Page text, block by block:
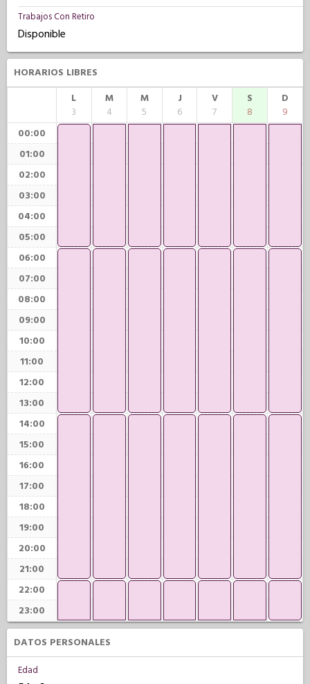
Trabajos Con Retiro
Disponible
HORARIOS LIBRES
L
3
M
4
M
5
J
6
V
7
S
8
D
9
00:00
01:00
02:00
03:00
04:00
05:00
06:00
07:00
08:00
09:00
10:00
11:00
12:00
13:00
14:00
15:00
16:00
17:00
18:00
19:00
20:00
21:00
22:00
23:00
DATOS PERSONALES
Edad